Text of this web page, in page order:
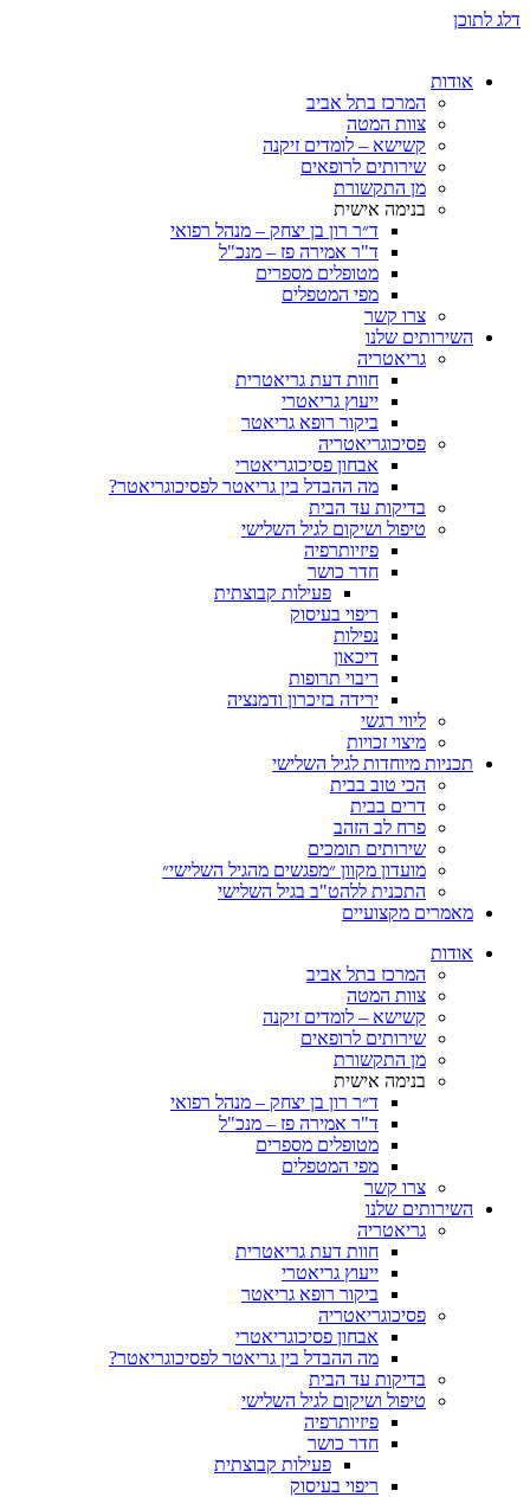
המרכז בתל אביב
צוות המטה
קשישא – לומדים זיקנה
שירותים לרופאים
מן התקשורת
בנימה אישית
ד״ר רון בן יצחק – מנהל רפואי
ד"ר אמירה פז – מנכ"ל
מטופלים מספרים
מפי המטפלים
שלנו
גריאטריה
חוות דעת גריאטרית
ייעוץ גריאטרי
ביקור רופא גריאטר
פסיכוגריאטריה
אבחון פסיכוגריאטרי
מה ההבדל בין גריאטר לפסיכוגריאטר?
בדיקות עד הבית
טיפול ושיקום לגיל השלישי
פיזיותרפיה
חדר כושר
פעילות קבוצתית
ריפוי בעיסוק
ריבוי תרופות
ירידה בזיכרון ודמנציה
מיצוי זכויות
מיוחדות לגיל השלישי
הכי טוב בבית
דרים בבית
פרח לב הזהב
שירותים תומכים
מועדון מקוון ״מפגשים מהגיל השלישי״
התכנית ללהט"ב בגיל השלישי
מקצועיים
המרכז בתל אביב
צוות המטה
קשישא – לומדים זיקנה
שירותים לרופאים
מן התקשורת
בנימה אישית
ד״ר רון בן יצחק – מנהל רפואי
ד"ר אמירה פז – מנכ"ל
מטופלים מספרים
מפי המטפלים
שלנו
גריאטריה
חוות דעת גריאטרית
ייעוץ גריאטרי
ביקור רופא גריאטר
פסיכוגריאטריה
אבחון פסיכוגריאטרי
מה ההבדל בין גריאטר לפסיכוגריאטר?
בדיקות עד הבית
טיפול ושיקום לגיל השלישי
פיזיותרפיה
חדר כושר
פעילות קבוצתית
ריפוי בעיסוק